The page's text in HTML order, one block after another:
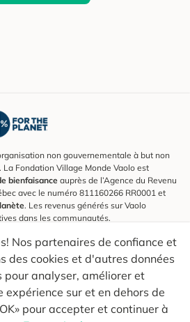
Nos partenaires de confiance et
des cookies et d'autres données
pour analyser, améliorer et
expérience sur et en dehors de
pour accepter et continuer à
non gouvernementale à but non
Fondation Village Monde Vaolo est
bienfaisance auprès de l’Agence du Revenu
avec le numéro 811160266 RR0001 et
. Les revenus générés sur Vaolo
dans les communautés.
suivre nos explorateurs et recevoir des
conscients.
Envoyer